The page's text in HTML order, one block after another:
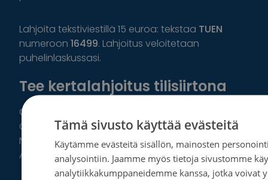
Lahjoita tekstiviestillä 15 euroa: tekstaa TUEN
numeroon 16499. Lahjoitus veloitetaan
puhelinlaskussasi.
Tee kertalahjoitus tilisiirtona
Osuuspankki IBAN: FI39 5780 3820 0385 85, BIC:
OKOYFIHH
Nordea IBAN: FI20 2344 1800 0032 29, BIC: NDEAFIHH
Aktia IBAN: FI17 4055 1120 0577 93, BIC: HELSFIHH
Tämä sivusto käyttää evästeitä
Käytämme evästeitä sisällön, mainosten
analysointiin. Jaamme myös tietoja sivustomme
analytiikkakumppaneidemme kanssa, jotka voivat